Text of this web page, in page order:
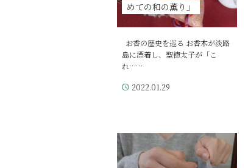
めての和の薫り」
お香の歴史を巡る お香木が淡路
島に漂着し、聖徳太子が「こ
れ……
2022.01.29